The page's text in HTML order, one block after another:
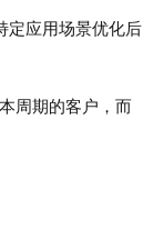
定应用场景优化后
周期的客户，而